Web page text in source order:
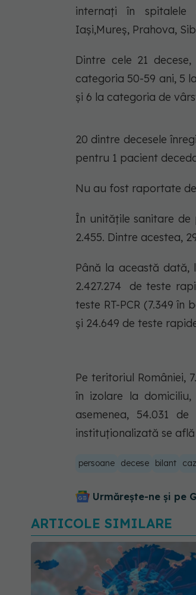
internați în spitalele
Iași,Mureș, Prahova,
Dintre cele 21
categoria 50-59 ani, 5
și 6 la categoria de
20 dintre decesele
pentru 1 pacient
Nu au fost raportate
În unitățile sanitare de
2.455. Dintre acestea,
Până la această dată,
2.427.274 de teste
teste RT-PCR (7.349
și 24.649 de teste
Pe teritoriul României,
în izolare la
asemenea, 54.031
instituționalizată se află
persoane decese bilant
Urmărește-ne și pe
ARTICOLE SIMILARE